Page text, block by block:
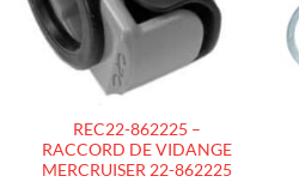
REC22-862225 –
RACCORD DE VIDANGE
MERCRUISER 22-862225